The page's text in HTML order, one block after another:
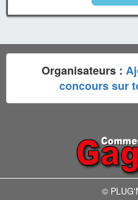
Organisateurs :
concours sur
©